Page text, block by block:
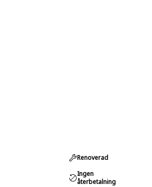
Renoverad
Ingen
återbetalning